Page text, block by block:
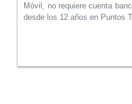
Móvil, no requiere cuenta
desde los 12 años en Puntos